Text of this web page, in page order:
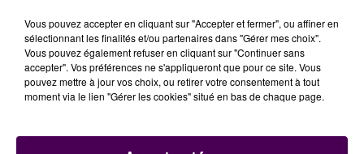
À LA UNE
7 août 2026
Gagnez vos pass pour le V and B Fest' 2026 !
Vous pouvez accepter en cliquant sur "Accepter et fermer", ou affiner en
sélectionnant les finalités et/ou partenaires dans "Gérer mes choix".
Vous pouvez également refuser en cliquant sur "Continuer sans
accepter". Vos préférences ne s'appliqueront que pour ce site. Vous
pouvez mettre à jour vos choix, ou retirer votre consentement à tout
moment via le lien "Gérer les cookies" situé en bas de chaque page.